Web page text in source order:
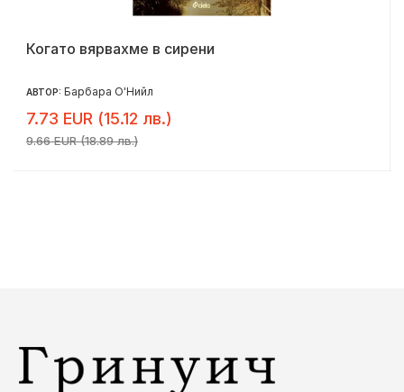
Когато вярвахме в сирени
АВТОР: Барбара О'Нийл
7.73 EUR (15.12 лв.)
9.66 EUR (18.89 лв.)